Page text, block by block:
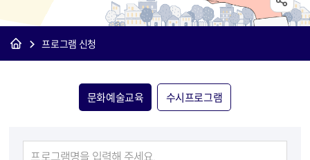
프로그램 신청
문화예술교육 수시프로그램
프로그램명 입력